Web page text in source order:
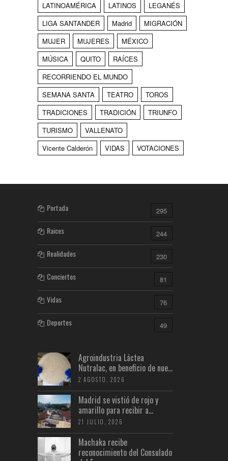
LATINOAMÉRICA
LATINOS
LEGANÉS
LIGA SANTANDER
Madrid
MIGRACIÓN
MUJER
MUJERES
MÉXICO
MÚSICA
QUITO
RAÍCES
RECORRIENDO EL MUNDO
SEMANA SANTA
TEATRO
TOROS
TRADICIONES
TRADICIÓN
TRIUNFO
TURISMO
VALLENATO
Vicente Calderón
VIDAS VOTACIONES
Portada 295
Raices 244
Realidades 230
Conciertos 81
Vidas 76
Deportes 49
Agroindustria Láctea
Nutralac, en beneficio de nue...
2 AGOSTO, 2026
Madrid se vistió de rojo y
amarillo para recibir a...
21 JULIO, 2026
Machaka recibe
reconocimiento del Consulado